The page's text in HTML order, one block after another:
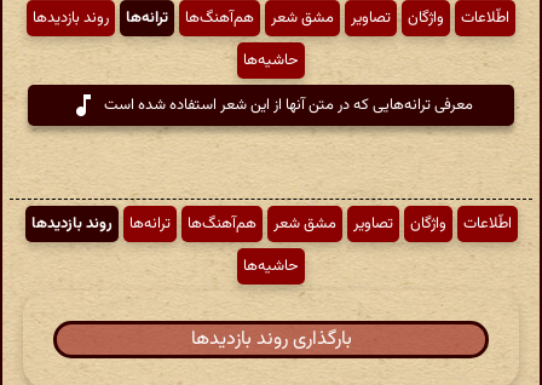
اطّلاعات واژگان تصاویر مشق شعر هم‌آهنگ‌ها ترانه‌ها
روند بازدیدها
حاشیه‌ها
معرفی ترانه‌هایی که در متن آنها از این شعر استفاده شده است
اطّلاعات واژگان تصاویر مشق شعر هم‌آهنگ‌ها ترانه‌ها
روند بازدیدها
حاشیه‌ها
بارگذاری روند بازدیدها